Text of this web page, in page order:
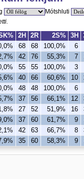
Mótshluti
2H 2R 2S% 3H
68 68 100,0% 6
42 76 55,3% 7
55 55 100,0% 3
40 66 60,6% 10
48 48 100,0% 6
37 56 66,1% 12
27 52 51,9% 16
37 60 61,7% 9
42 63 66,7% 8
35 60 58,3% 9